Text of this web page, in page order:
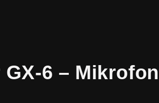
GX-6 – Mikrofon